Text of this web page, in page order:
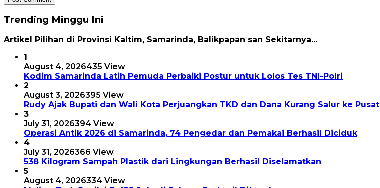
Trending Minggu Ini
Artikel Pilihan di Provinsi Kaltim, Samarinda, Balikpapan san Sekitarnya...
1
August 4, 2026435 View
Kodim Samarinda Latih Pemuda Perbaiki Postur untuk Lolos Tes TNI-Polri
2
August 3, 2026395 View
Rudy Ajak Bupati dan Wali Kota Perjuangkan TKD dan Dana Kurang Salur ke Pusat
3
July 31, 2026394 View
Operasi Antik 2026 di Samarinda, 74 Pengedar dan Pemakai Berhasil Diciduk
4
July 31, 2026366 View
538 Kilogram Sampah Plastik dari Lingkungan Berhasil Diselamatkan
5
August 4, 2026334 View